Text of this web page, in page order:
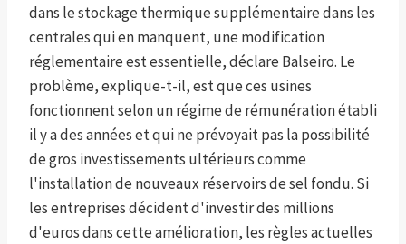
dans le stockage thermique supplémentaire dans les
centrales qui en manquent, une modification
réglementaire est essentielle, déclare Balseiro. Le
problème, explique-t-il, est que ces usines
fonctionnent selon un régime de rémunération établi
il y a des années et qui ne prévoyait pas la possibilité
de gros investissements ultérieurs comme
l'installation de nouveaux réservoirs de sel fondu. Si
les entreprises décident d'investir des millions
d'euros dans cette amélioration, les règles actuelles